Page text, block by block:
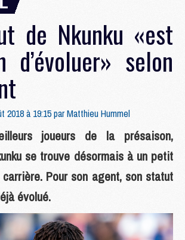
de Nkunku «est
selon
2018 à 19:15 parMatthieu Hummel
joueurs de la présaison,
se trouve désormais à un petit
Pour son agent, son statut
évolué.